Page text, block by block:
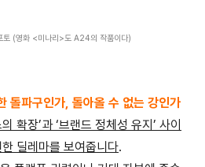
토 (영화 <미나리>도 A24의 작품이다)
돌파구인가, 돌아올 수 없는 강인가
확장’과‘브랜드 정체성 유지 ’ 사이
딜레마를 보여줍니다.